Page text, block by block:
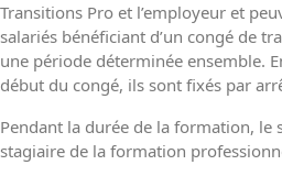
Transitions Pro et l’employeur et
salariés bénéficiant d’un congé de
une période déterminée ensemble.
début du congé, ils sont fixés par
Pendant la durée de la formation, le
stagiaire de la formation